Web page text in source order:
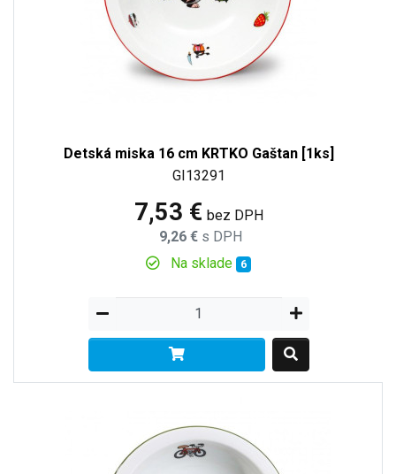
Detská miska 16 cm KRTKO Gaštan [1ks]
GI13291
7,53 € bez DPH
9,26 € s DPH
Na sklade 6